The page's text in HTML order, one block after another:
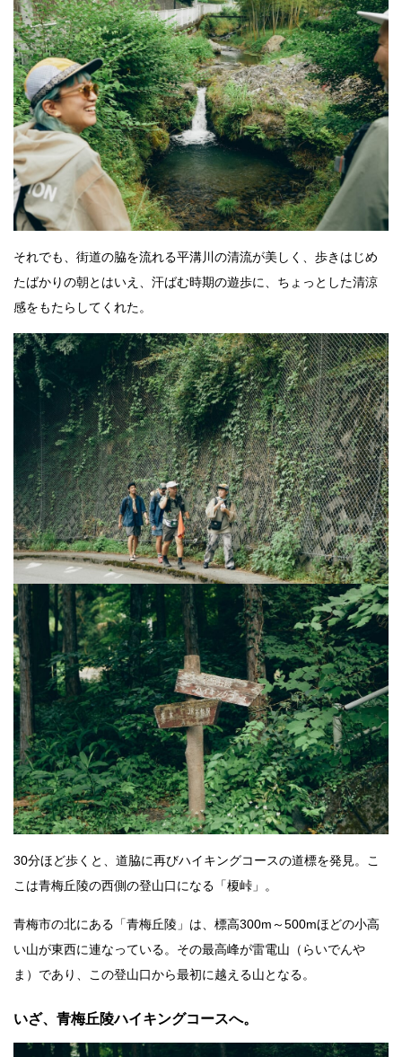
それでも、街道の脇を流れる平溝川の清流が美しく、歩きはじめ
たばかりの朝とはいえ、汗ばむ時期の遊歩に、ちょっとした清涼
感をもたらしてくれた。
30分ほど歩くと、道脇に再びハイキングコースの道標を発見。こ
こは青梅丘陵の西側の登山口になる「榎峠」。
青梅市の北にある「青梅丘陵」は、標高300m～500mほどの小高
い山が東西に連なっている。その最高峰が雷電山（らいでんや
ま）であり、この登山口から最初に越える山となる。
いざ、青梅丘陵ハイキングコースへ。